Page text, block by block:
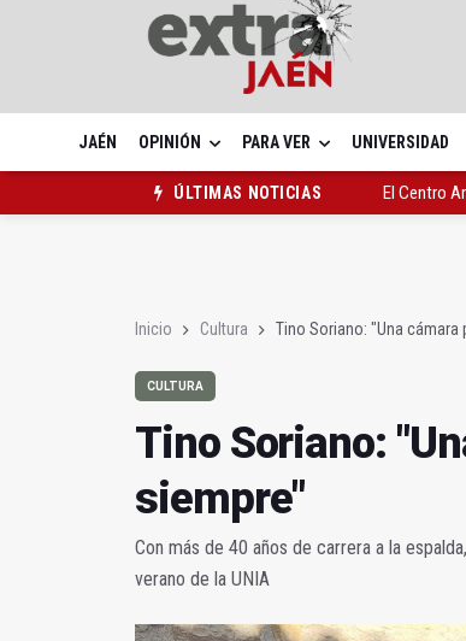
JAÉN OPINIÓN PARA VER UNIVERSIDAD
ÚLTIMAS NOTICIAS
El Centro
Inicio Cultura Tino Soriano: "Una
CULTURA
Tino Soriano:
siempre"
Con más de 40 años de carrera a la
verano de la UNIA